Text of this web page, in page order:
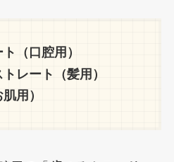
（口腔用）
レート（髪用）
用）